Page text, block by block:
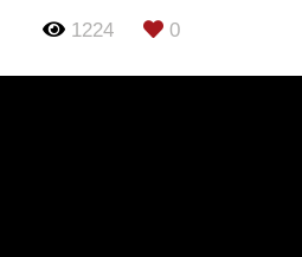
1224 0